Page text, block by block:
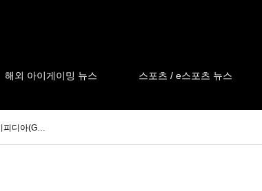
해외 아이게이밍 뉴스 스포츠 / e스포츠 뉴스
피디아(G…